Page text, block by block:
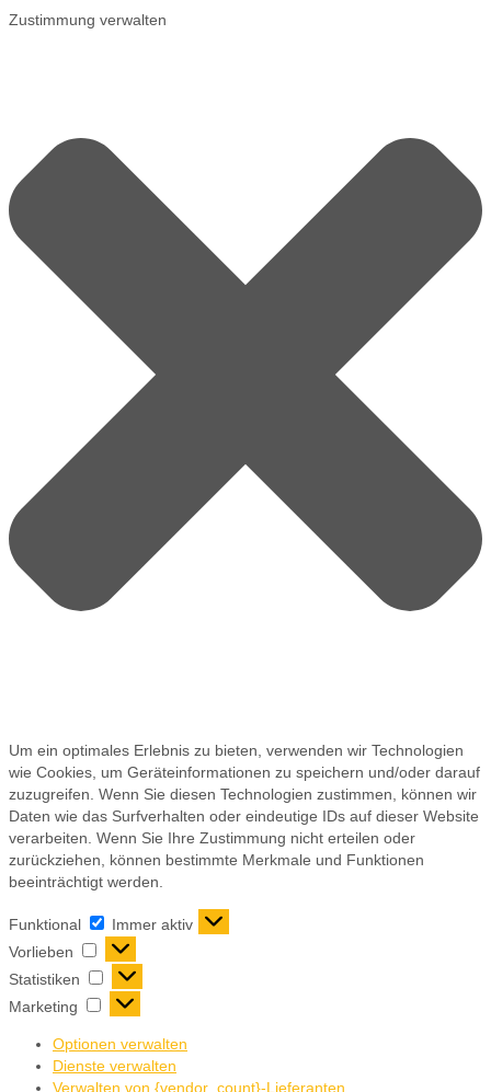
Zustimmung verwalten
Um ein optimales Erlebnis zu bieten, verwenden wir Technologien
wie Cookies, um Geräteinformationen zu speichern und/oder darauf
zuzugreifen. Wenn Sie diesen Technologien zustimmen, können wir
Daten wie das Surfverhalten oder eindeutige IDs auf dieser Website
verarbeiten. Wenn Sie Ihre Zustimmung nicht erteilen oder
zurückziehen, können bestimmte Merkmale und Funktionen
beeinträchtigt werden.
Funktional
Immer aktiv
Vorlieben
Statistiken
Marketing
Optionen verwalten
Dienste verwalten
Verwalten von {vendor_count}-Lieferanten